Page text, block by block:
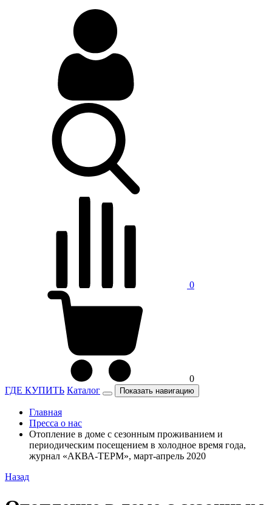
0
0
ГДЕ КУПИТЬ Каталог Показать навигацию
Главная
Пресса о нас
Отопление в доме с сезонным проживанием и
периодическим посещением в холодное время года,
журнал «АКВА-ТЕРМ», март-апрель 2020
Назад